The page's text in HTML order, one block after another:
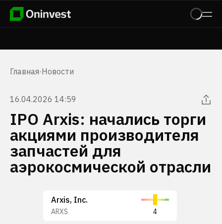
Главная·Новости
16.04.2026 14:59
IPO Arxis: начались торги
акциями производителя
запчастей для
аэрокосмической отрасли
Arxis, Inc.
ARXS 4